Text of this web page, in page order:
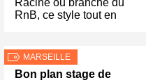
Racine ou branche du
RnB, ce style tout en
MARSEILLE
Bon plan stage de